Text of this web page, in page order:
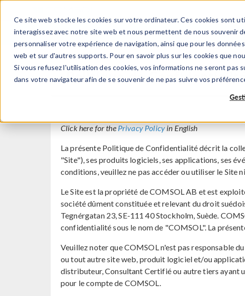
Ce site web stocke les cookies sur votre ordinateur. Ces cookies sont
interagissez avec notre site web et nous permettent de nous souvenir
personnaliser votre expérience de navigation, ainsi que pour les
web et sur d'autres supports. Pour en savoir plus sur les cookies que
Si vous refusez l'utilisation des cookies, vos informations ne seront pas
dans votre navigateur afin de se souvenir de ne pas suivre vos
PRODUITS
Politique de
Click here for the Privacy Policyin English
La présente Politique de Confidentialité décrit la
"Site"), ses produits logiciels, ses applications, ses
conditions, veuillez ne pas accéder ou utiliser le Site
Le Site est la propriété de COMSOL AB et est
société dûment constituée et relevant du droit
Tegnérgatan 23, SE-111 40 Stockholm, Suède.
confidentialité sous le nom de "COMSOL". La
Veuillez noter que COMSOL n'est pas responsable
ou tout autre site web, produit logiciel et/ou
distributeur, Consultant Certifié ou autre tiers ayant
pour le compte de COMSOL.